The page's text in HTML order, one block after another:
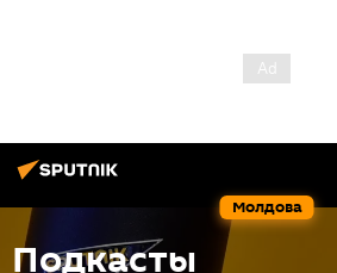
Молдова
Подкасты